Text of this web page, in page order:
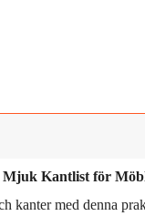
Mjuk Kantlist för
kanter med denna